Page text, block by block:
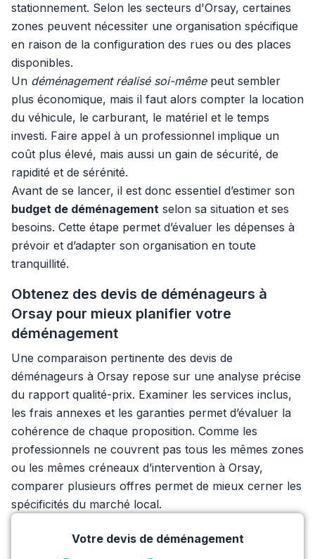
stationnement. Selon les secteurs d'Orsay, certaines
zones peuvent nécessiter une organisation spécifique
en raison de la configuration des rues ou des places
disponibles.
Un déménagement réalisé soi-mêmepeut sembler
plus économique, mais il faut alors compter la location
du véhicule, le carburant, le matériel et le temps
investi. Faire appel à un professionnel implique un
coût plus élevé, mais aussi un gain de sécurité, de
rapidité et de sérénité.
Avant de se lancer, il est donc essentiel d’estimer son
budget de déménagement selon sa situation et ses
besoins. Cette étape permet d’évaluer les dépenses à
prévoir et d’adapter son organisation en toute
tranquillité.
Obtenez des devis de déménageurs à
Orsay pour mieux planifier votre
déménagement
Une comparaison pertinente des devis de
déménageurs à Orsay repose sur une analyse précise
du rapport qualité-prix. Examiner les services inclus,
les frais annexes et les garanties permet d’évaluer la
cohérence de chaque proposition. Comme les
professionnels ne couvrent pas tous les mêmes zones
ou les mêmes créneaux d’intervention à Orsay,
comparer plusieurs offres permet de mieux cerner les
spécificités du marché local.
Votre devis de déménagement